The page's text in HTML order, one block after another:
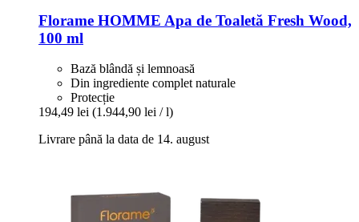
Florame HOMME Apa de Toaletă Fresh Wood,
100 ml
Bază blândă și lemnoasă
Din ingrediente complet naturale
Protecție
194,49 lei (1.944,90 lei / l)
Livrare până la data de 14. august